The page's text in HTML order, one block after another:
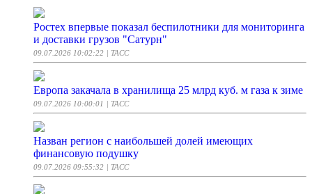
Ростех впервые показал беспилотники для мониторинга
и доставки грузов "Сатурн"
09.07.2026 10:02:22 | ТАСС
Европа закачала в хранилища 25 млрд куб. м газа к зиме
09.07.2026 10:00:01 | ТАСС
Назван регион с наибольшей долей имеющих
финансовую подушку
09.07.2026 09:55:32 | ТАСС